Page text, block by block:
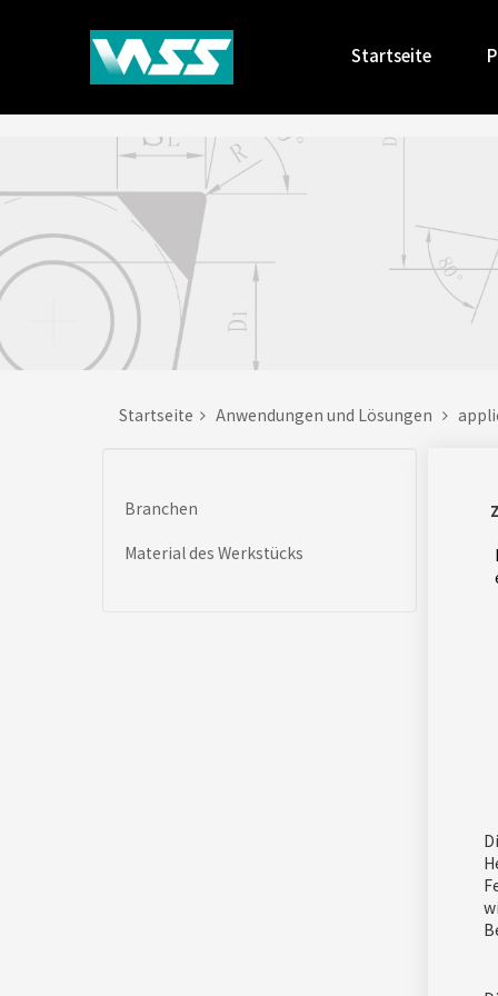
Startseite
Startseite Anwendungen und Lösungen
Branchen
Material des Werkstücks